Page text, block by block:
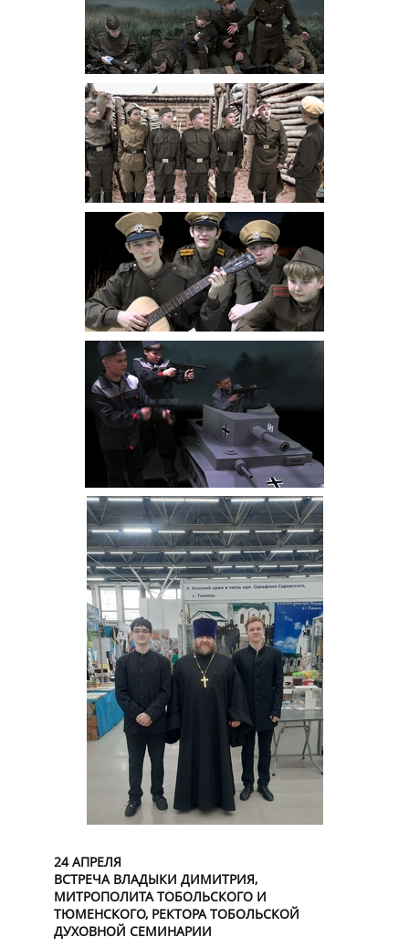
24 АПРЕЛЯ
ВСТРЕЧА ВЛАДЫКИ ДИМИТРИЯ,
МИТРОПОЛИТА ТОБОЛЬСКОГО И
ТЮМЕНСКОГО, РЕКТОРА ТОБОЛЬСКОЙ
ДУХОВНОЙ СЕМИНАРИИ